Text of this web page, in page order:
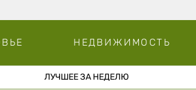
НЕДВИЖИМОСТЬ
ЛУЧШЕЕ ЗА НЕДЕЛЮ